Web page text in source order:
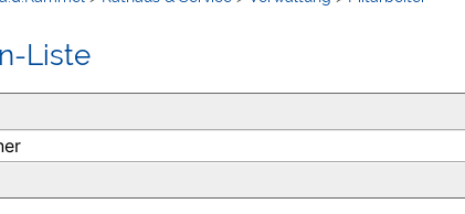
Liste